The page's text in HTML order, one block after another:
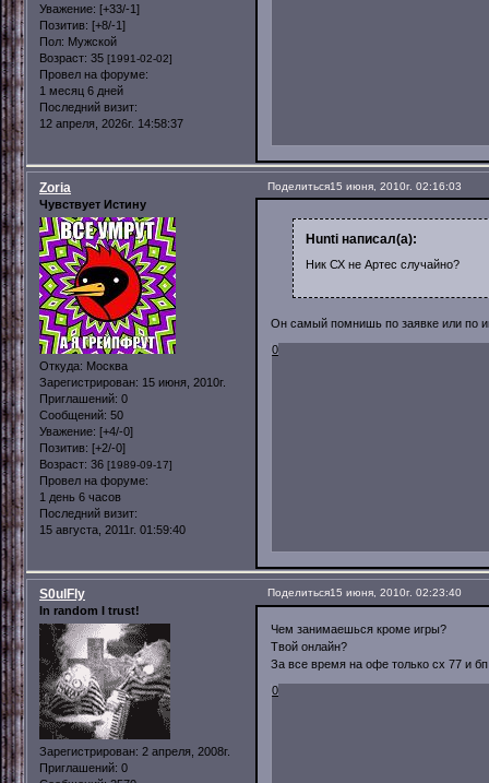
Уважение: [+33/-1]
Позитив: [+8/-1]
Пол: Мужской
Возраст: 35 [1991-02-02]
Провел на форуме:
1 месяц 6 дней
Последний визит:
12 апреля, 2026г. 14:58:37
Поделиться15 июня, 2010г. 02:16:03
Zoria
Чувствует Истину
Откуда: Москва
Зарегистрирован: 15 июня, 2010г.
Приглашений: 0
Сообщений: 50
Уважение: [+4/-0]
Позитив: [+2/-0]
Возраст: 36 [1989-09-17]
Провел на форуме:
1 день 6 часов
Последний визит:
15 августа, 2011г. 01:59:40
Hunti написал(а):
Ник СХ не Артес случайно?
Он самый помнишь по заявке или по
0
Поделиться15 июня, 2010г. 02:23:40
S0ulFly
In random I trust!
Зарегистрирован: 2 апреля, 2008г.
Приглашений: 0
Чем занимаешься кроме игры?
Твой онлайн?
За все время на офе только сх 77 и
0